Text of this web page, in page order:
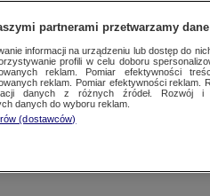
partnerami przetwarzamy
informacji na urządzeniu lub dostęp do
profili w celu doboru
reklam. Pomiar efektywności
reklam. Pomiar efektywności reklam.
danych z różnych źródeł. Rozwój i
danych do wyboru reklam.
(dostawców)